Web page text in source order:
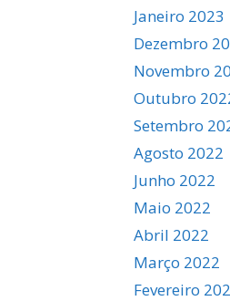
Janeiro 2023
Dezembro
Novembro
Outubro
Setembro
Agosto 2022
Junho 2022
Maio 2022
Abril 2022
Março 2022
Fevereiro